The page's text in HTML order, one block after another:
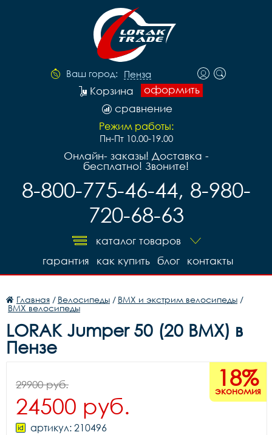
Ваш город: Пенза
оформить
Корзина
сравнение
Режим работы:
Пн-Пт 10.00-19.00
Онлайн- заказы! Доставка -
бесплатно! Звоните!
8-800-775-46-44, 8-980-
720-68-63
каталог товаров
контакты
блог
как купить
гарантия
Главная / Велосипеды / BMX и экстрим велосипеды /
BMX велосипеды
LORAK Jumper 50 (20 BMX) в
Пензе
18%
экономия
29900 руб.
24500 руб.
артикул: 210496